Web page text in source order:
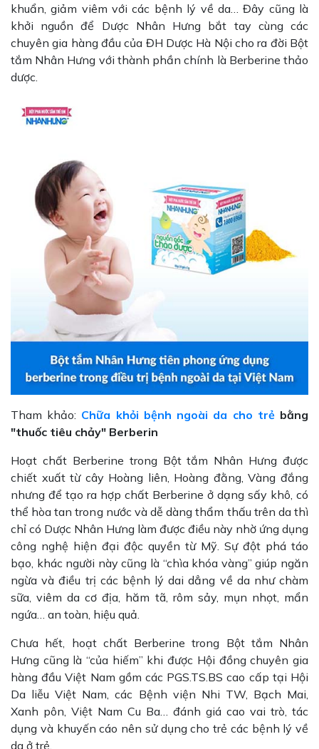
khuẩn, giảm viêm với các bệnh lý về da… Đây cũng là
khởi nguồn để Dược Nhân Hưng bắt tay cùng các
chuyên gia hàng đầu của ĐH Dược Hà Nội cho ra đời Bột
tắm Nhân Hưng với thành phần chính là Berberine thảo
dược.
Tham khảo: Chữa khỏi bệnh ngoài da cho trẻbằng
"thuốc tiêu chảy" Berberin
Hoạt chất Berberine trong Bột tắm Nhân Hưng được
chiết xuất từ cây Hoàng liên, Hoàng đằng, Vàng đắng
nhưng để tạo ra hợp chất Berberine ở dạng sấy khô, có
thể hòa tan trong nước và dễ dàng thẩm thấu trên da thì
chỉ có Dược Nhân Hưng làm được điều này nhờ ứng dụng
công nghệ hiện đại độc quyền từ Mỹ. Sự đột phá táo
bạo, khác người này cũng là “chìa khóa vàng” giúp ngăn
ngừa và điều trị các bệnh lý dai dẳng về da như chàm
sữa, viêm da cơ địa, hăm tã, rôm sảy, mụn nhọt, mẩn
ngứa… an toàn, hiệu quả.
Chưa hết, hoạt chất Berberine trong Bột tắm Nhân
Hưng cũng là “của hiếm” khi được Hội đồng chuyên gia
hàng đầu Việt Nam gồm các PGS.TS.BS cao cấp tại Hội
Da liễu Việt Nam, các Bệnh viện Nhi TW, Bạch Mai,
Xanh pôn, Việt Nam Cu Ba… đánh giá cao vai trò, tác
dụng và khuyến cáo nên sử dụng cho trẻ các bệnh lý về
da ở trẻ.